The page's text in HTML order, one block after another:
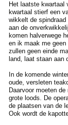
Het laatste kwartaal
kwartaal stierf een
wikkelt de
aan de
komen halverwege
en ik maak me geen
zullen geen einde
land, laat staan aan
In de komende
oude, versleten
Daarvoor moeten
grote loods. De
de plaatsen van de
Ook wordt de